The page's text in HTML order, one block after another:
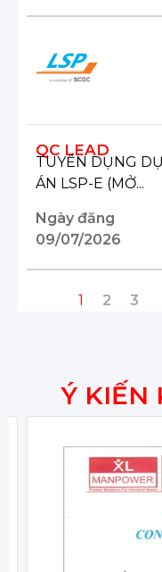
QC LEAD
TUYỂN DỤNG
ÁN LSP-E (MỞ...
Ngày đăng
09/07/2026
1 2 3
Ý KIẾN